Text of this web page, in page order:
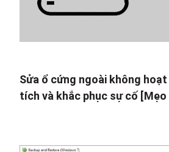
Sửa ổ cứng ngoài không
tích và khắc phục sự cố [Mẹo